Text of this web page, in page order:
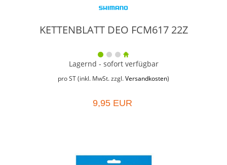
KETTENBLATT DEO FCM617 22Z
Lagernd - sofort verfügbar
pro ST (inkl. MwSt. zzgl. Versandkosten)
9,95 EUR